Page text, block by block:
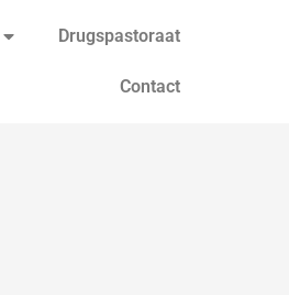
Drugspastoraat
Contact